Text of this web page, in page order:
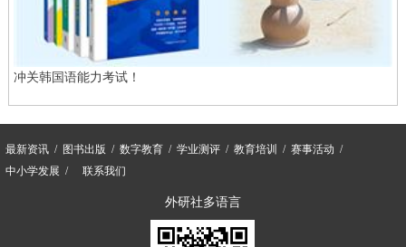
冲关韩国语能力考试！
最新资讯 图书出版 数字教育 学业测评 教育培训
赛事活动
中小学发展
联系我们
外研社多语言